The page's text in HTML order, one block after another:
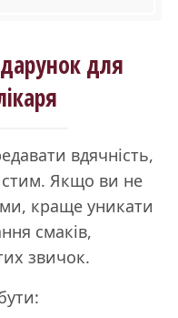
для
вдячність,
Якщо ви не
краще уникати
смаків,
звичок.